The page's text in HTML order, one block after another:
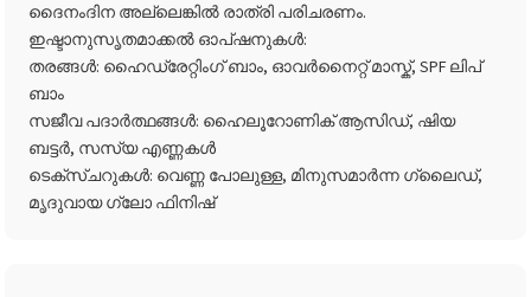
ദൈനംദിന അല്ലെങ്കിൽ രാത്രി പരിചരണം.
ഇഷ്ടാനുസൃതമാക്കൽ ഓപ്ഷനുകൾ:
തരങ്ങൾ: ഹൈഡ്രേറ്റിംഗ് ബാം, ഓവർനൈറ്റ് മാസ്ക്, SPF ലിപ്
ബാം
സജീവ പദാർത്ഥങ്ങൾ: ഹൈലൂറോണിക് ആസിഡ്, ഷിയ
ബട്ടർ, സസ്യ എണ്ണകൾ
ടെക്സ്ചറുകൾ: വെണ്ണ പോലുള്ള, മിനുസമാർന്ന ഗ്ലൈഡ്,
മൃദുവായ ഗ്ലോ ഫിനിഷ്